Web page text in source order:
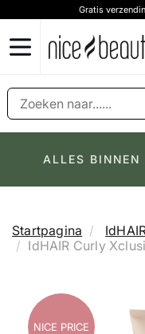
Gratis
ALLES
Startpagina
IdHAIR Curly
NICE PRICE